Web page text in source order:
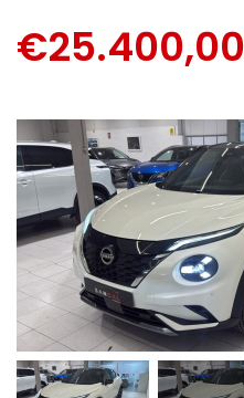
€25.400,00